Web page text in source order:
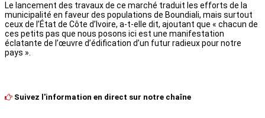
Le lancement des travaux de ce marché traduit les efforts de la
municipalité en faveur des populations de Boundiali, mais surtout
ceux de l’État de Côte d’Ivoire, a-t-elle dit, ajoutant que « chacun de
ces petits pas que nous posons ici est une manifestation
éclatante de l’œuvre d’édification d’un futur radieux pour notre
pays ».
Suivez l'information en direct sur notre chaîne